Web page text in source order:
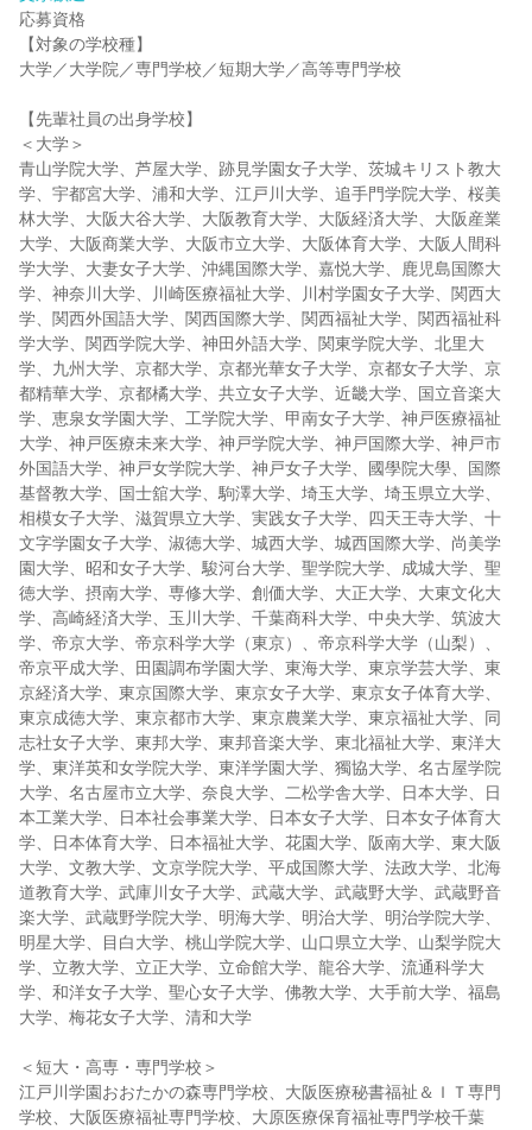
応募資格
【対象の学校種】
大学／大学院／専門学校／短期大学／高等専門学校
【先輩社員の出身学校】
＜大学＞
青山学院大学、芦屋大学、跡見学園女子大学、茨城キリスト教大
学、宇都宮大学、浦和大学、江戸川大学、追手門学院大学、桜美
林大学、大阪大谷大学、大阪教育大学、大阪経済大学、大阪産業
大学、大阪商業大学、大阪市立大学、大阪体育大学、大阪人間科
学大学、大妻女子大学、沖縄国際大学、嘉悦大学、鹿児島国際大
学、神奈川大学、川崎医療福祉大学、川村学園女子大学、関西大
学、関西外国語大学、関西国際大学、関西福祉大学、関西福祉科
学大学、関西学院大学、神田外語大学、関東学院大学、北里大
学、九州大学、京都大学、京都光華女子大学、京都女子大学、京
都精華大学、京都橘大学、共立女子大学、近畿大学、国立音楽大
学、恵泉女学園大学、工学院大学、甲南女子大学、神戸医療福祉
大学、神戸医療未来大学、神戸学院大学、神戸国際大学、神戸市
外国語大学、神戸女学院大学、神戸女子大学、國學院大學、国際
基督教大学、国士舘大学、駒澤大学、埼玉大学、埼玉県立大学、
相模女子大学、滋賀県立大学、実践女子大学、四天王寺大学、十
文字学園女子大学、淑徳大学、城西大学、城西国際大学、尚美学
園大学、昭和女子大学、駿河台大学、聖学院大学、成城大学、聖
徳大学、摂南大学、専修大学、創価大学、大正大学、大東文化大
学、高崎経済大学、玉川大学、千葉商科大学、中央大学、筑波大
学、帝京大学、帝京科学大学（東京）、帝京科学大学（山梨）、
帝京平成大学、田園調布学園大学、東海大学、東京学芸大学、東
京経済大学、東京国際大学、東京女子大学、東京女子体育大学、
東京成徳大学、東京都市大学、東京農業大学、東京福祉大学、同
志社女子大学、東邦大学、東邦音楽大学、東北福祉大学、東洋大
学、東洋英和女学院大学、東洋学園大学、獨協大学、名古屋学院
大学、名古屋市立大学、奈良大学、二松学舎大学、日本大学、日
本工業大学、日本社会事業大学、日本女子大学、日本女子体育大
学、日本体育大学、日本福祉大学、花園大学、阪南大学、東大阪
大学、文教大学、文京学院大学、平成国際大学、法政大学、北海
道教育大学、武庫川女子大学、武蔵大学、武蔵野大学、武蔵野音
楽大学、武蔵野学院大学、明海大学、明治大学、明治学院大学、
明星大学、目白大学、桃山学院大学、山口県立大学、山梨学院大
学、立教大学、立正大学、立命館大学、龍谷大学、流通科学大
学、和洋女子大学、聖心女子大学、佛教大学、大手前大学、福島
大学、梅花女子大学、清和大学
＜短大・高専・専門学校＞
江戸川学園おおたかの森専門学校、大阪医療秘書福祉＆ＩＴ専門
学校、大阪医療福祉専門学校、大原医療保育福祉専門学校千葉